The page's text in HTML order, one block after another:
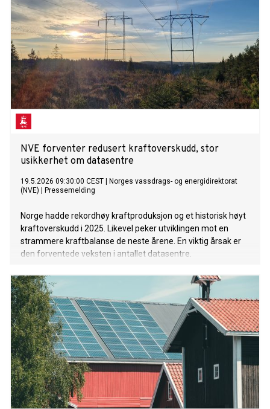
NVE forventer redusert kraftoverskudd, stor
usikkerhet om datasentre
19.5.2026 09:30:00 CEST
Norges vassdrags- og energidirektorat
(NVE)
Pressemelding
Norge hadde rekordhøy kraftproduksjon og et historisk høyt
kraftoverskudd i 2025. Likevel peker utviklingen mot en
strammere kraftbalanse de neste årene. En viktig årsak er
den forventede veksten i antallet datasentre.